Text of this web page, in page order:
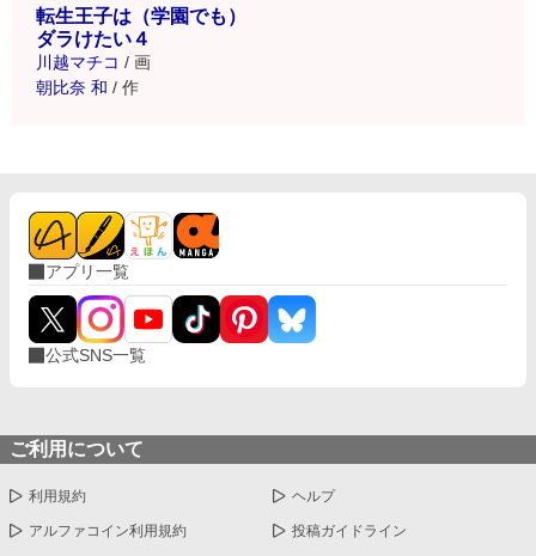
転生王子は（学園でも）
ダラけたい４
川越マチコ / 画
朝比奈 和 / 作
アプリ一覧
公式SNS一覧
ご利用について
利用規約 ヘルプ
アルファコイン利用規約 投稿ガイドライン